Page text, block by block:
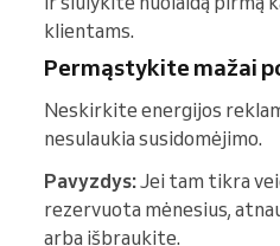
klientams.
Permąstykite mažai
Neskirkite energijos
nesulaukia susidomėjimo.
Pavyzdys:Jei tam tikra
rezervuota mėnesius,
arba išbraukite.